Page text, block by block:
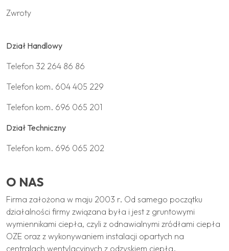
Zwroty
Dział Handlowy
Telefon 32 264 86 86
Telefon kom. 604 405 229
Telefon kom. 696 065 201
Dział Techniczny
Telefon kom. 696 065 202
O NAS
Firma założona w maju 2003 r. Od samego początku
działalności firmy związana była i jest z gruntowymi
wymiennikami ciepła, czyli z odnawialnymi zródłami ciepła
OZE oraz z wykonywaniem instalacji opartych na
centralach wentylacyjnych z odzyskiem ciepła.